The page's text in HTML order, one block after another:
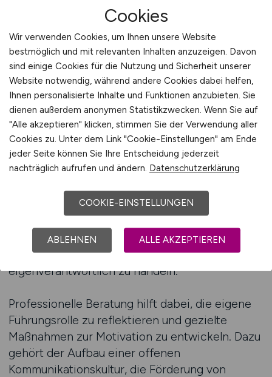
Spagat zwischen operativem Geschäft und
Mitarbeiterentwicklung zur Routine gehört.
EINZELHANDEL.JOBS bietet Arbeitgebern die
Möglichkeit, professionelle Beratung zur
Teamführung und Motivation anzufordern, um
ihre Führungskompetenzen gezielt zu stärken.
Führung im Handel bedeutet, Menschen zu
verstehen. Jede Filiale, jedes Team und jede
Verkaufssituation ist anders. Erfolgreiche
Führungskräfte passen ihren Stil an und
schaffen eine Balance zwischen
Zielorientierung und Empathie. Dabei geht es
sondern Potenziale zu erkennen und
Mitarbeitende zu befähigen,
eigenverantwortlich zu handeln.
Professionelle Beratung hilft dabei, die eigene
Führungsrolle zu reflektieren und gezielte
Maßnahmen zur Motivation zu entwickeln. Dazu
gehört der Aufbau einer offenen
Kommunikationskultur, die Förderung von
Cookies
Wir verwenden Cookies, um Ihnen unsere Website
bestmöglich und mit relevanten Inhalten anzuzeigen. Davon
sind einige Cookies für die Nutzung und Sicherheit unserer
Website notwendig, während andere Cookies dabei helfen,
Ihnen personalisierte Inhalte und Funktionen anzubieten. Sie
dienen außerdem anonymen Statistikzwecken. Wenn Sie auf
"Alle akzeptieren" klicken, stimmen Sie der Verwendung aller
Cookies zu. Unter dem Link "Cookie-Einstellungen" am Ende
jeder Seite können Sie Ihre Entscheidung jederzeit
nachträglich aufrufen und ändern. Datenschutzerklärung
COOKIE-EINSTELLUNGEN
ABLEHNEN ALLE AKZEPTIEREN